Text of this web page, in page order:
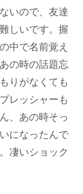
いので、友達
しいです。握
中で名前覚え
の時の話題忘
りがなくても
レッシャーも
、あの時そっ
になったんで
凄いショック